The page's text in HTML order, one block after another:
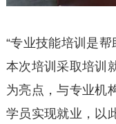
“专业技能培训是
本次培训采取培训
为亮点，与专业机
学员实现就业，以